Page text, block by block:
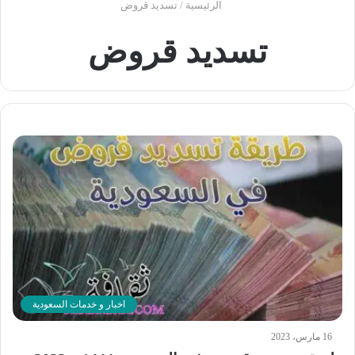
الرئيسية / تسديد قروض
تسديد قروض
اخبار و خدمات السعودية
16 مارس، 2023